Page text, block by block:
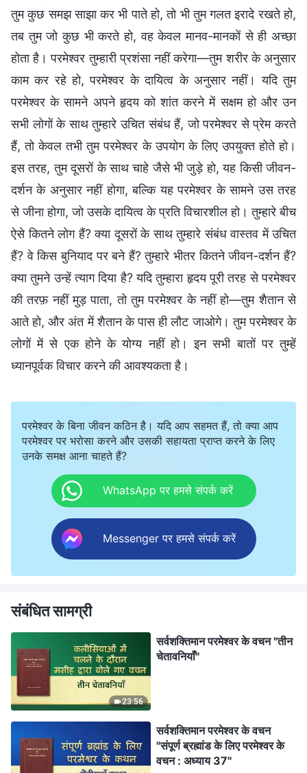
तुम कुछ समझ साझा कर भी पाते हो, तो भी तुम गलत इरादे रखते हो,
तब तुम जो कुछ भी करते हो, वह केवल मानव-मानकों से ही अच्छा
होता है। परमेश्वर तुम्हारी प्रशंसा नहीं करेगा—तुम शरीर के अनुसार
काम कर रहे हो, परमेश्वर के दायित्व के अनुसार नहीं। यदि तुम
परमेश्वर के सामने अपने हृदय को शांत करने में सक्षम हो और उन
सभी लोगों के साथ तुम्हारे उचित संबंध हैं, जो परमेश्वर से प्रेम करते
हैं, तो केवल तभी तुम परमेश्वर के उपयोग के लिए उपयुक्त होते हो।
इस तरह, तुम दूसरों के साथ चाहे जैसे भी जुड़े हो, यह किसी जीवन-
दर्शन के अनुसार नहीं होगा, बल्कि यह परमेश्वर के सामने उस तरह
से जीना होगा, जो उसके दायित्व के प्रति विचारशील हो। तुम्हारे बीच
ऐसे कितने लोग हैं? क्या दूसरों के साथ तुम्हारे संबंध वास्तव में उचित
हैं? वे किस बुनियाद पर बने हैं? तुम्हारे भीतर कितने जीवन-दर्शन हैं?
क्या तुमने उन्हें त्याग दिया है? यदि तुम्हारा हृदय पूरी तरह से परमेश्वर
की तरफ़ नहीं मुड़ पाता, तो तुम परमेश्वर के नहीं हो—तुम शैतान से
आते हो, और अंत में शैतान के पास ही लौट जाओगे। तुम परमेश्वर के
लोगों में से एक होने के योग्य नहीं हो। इन सभी बातों पर तुम्हें
ध्यानपूर्वक विचार करने की आवश्यकता है।
परमेश्वर के बिना जीवन कठिन है। यदि आप सहमत हैं, तो क्या आप
परमेश्वर पर भरोसा करने और उसकी सहायता प्राप्त करने के लिए
उनके समक्ष आना चाहते हैं?
WhatsApp पर हमसे संपर्क करें
Messenger पर हमसे संपर्क करें
संबंधित सामग्री
23:56
सर्वशक्तिमान परमेश्वर के वचन "तीन
चेतावनियाँ"
सर्वशक्तिमान परमेश्वर के वचन
"संपूर्ण ब्रह्मांड के लिए परमेश्वर के
वचन : अध्याय 37"